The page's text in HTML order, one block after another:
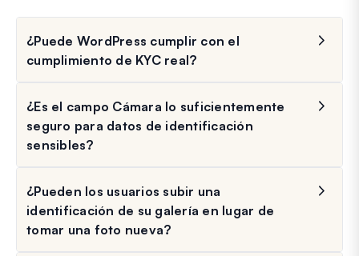
¿Puede WordPress cumplir con el
cumplimiento de KYC real?
¿Es el campo Cámara lo suficientemente
seguro para datos de identificación
sensibles?
¿Pueden los usuarios subir una
identificación de su galería en lugar de
tomar una foto nueva?